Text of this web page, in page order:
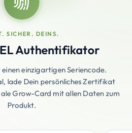
SICHER. DEINS.
Authentifikator
einzigartigen Seriencode.
lade Dein persönliches Zertifikat
Grow-Card mit allen Daten zum
Produkt.